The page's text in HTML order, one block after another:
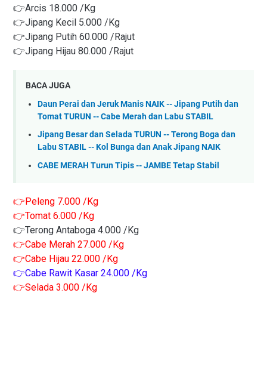
👉Arcis 18.000 /Kg
👉Jipang Kecil 5.000 /Kg
👉Jipang Putih 60.000 /Rajut
👉Jipang Hijau 80.000 /Rajut
BACA JUGA
Daun Perai dan Jeruk Manis NAIK -- Jipang Putih dan
Tomat TURUN -- Cabe Merah dan Labu STABIL
Jipang Besar dan Selada TURUN -- Terong Boga dan
Labu STABIL -- Kol Bunga dan Anak Jipang NAIK
CABE MERAH Turun Tipis -- JAMBE Tetap Stabil
👉Peleng 7.000 /Kg
👉Tomat 6.000 /Kg
👉Terong Antaboga 4.000 /Kg
👉Cabe Merah 27.000 /Kg
👉Cabe Hijau 22.000 /Kg
👉Cabe Rawit Kasar 24.000 /Kg
👉Selada 3.000 /Kg